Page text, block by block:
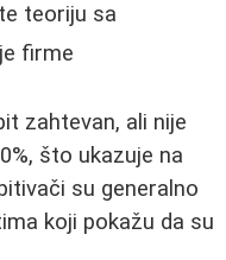
teoriju sa
firme
zahtevan, ali nije
što ukazuje na
su generalno
koji pokažu da su